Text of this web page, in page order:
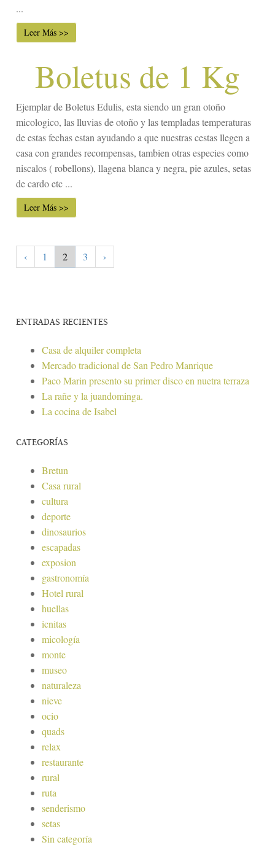
...
Leer Más >>
Boletus de 1 Kg
Ejemplar de Boletus Edulis, esta siendo un gran otoño
micologico, las lluvias de otoño y las templadas temperaturas
de estas fechas estan ayudando a que nuestras cestas llegen a
casa con grandes recompensas, tambien otras especies como
niscalos ( robellons), llagena blanca y negra, pie azules, setas
de cardo etc ...
Leer Más >>
‹ 1 2 3 ›
ENTRADAS RECIENTES
Casa de alquiler completa
Mercado tradicional de San Pedro Manrique
Paco Marin presento su primer disco en nuetra terraza
La rañe y la juandominga.
La cocina de Isabel
CATEGORÍAS
Bretun
Casa rural
cultura
deporte
dinosaurios
escapadas
exposion
gastronomía
Hotel rural
huellas
icnitas
micología
monte
museo
naturaleza
nieve
ocio
quads
relax
restaurante
rural
ruta
senderismo
setas
Sin categoría